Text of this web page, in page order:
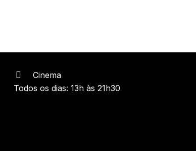
Cinema
Todos os dias: 13h às 21h30